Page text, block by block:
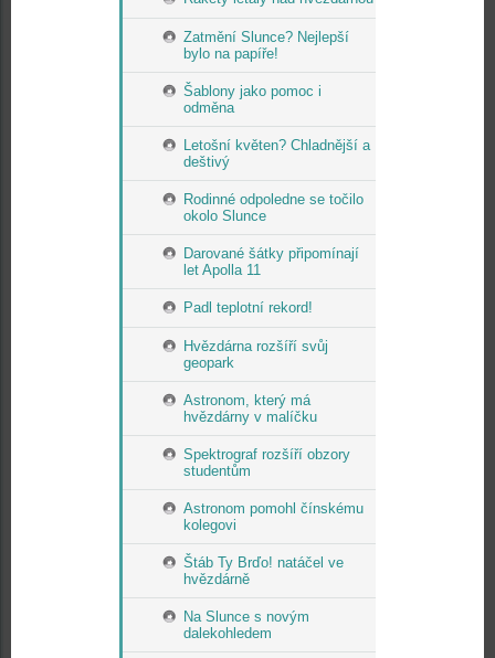
Zatmění Slunce? Nejlepší
bylo na papíře!
Šablony jako pomoc i
odměna
Letošní květen? Chladnější a
deštivý
Rodinné odpoledne se točilo
okolo Slunce
Darované šátky připomínají
let Apolla 11
Padl teplotní rekord!
Hvězdárna rozšíří svůj
geopark
Astronom, který má
hvězdárny v malíčku
Spektrograf rozšíří obzory
studentům
Astronom pomohl čínskému
kolegovi
Štáb Ty Brďo! natáčel ve
hvězdárně
Na Slunce s novým
dalekohledem